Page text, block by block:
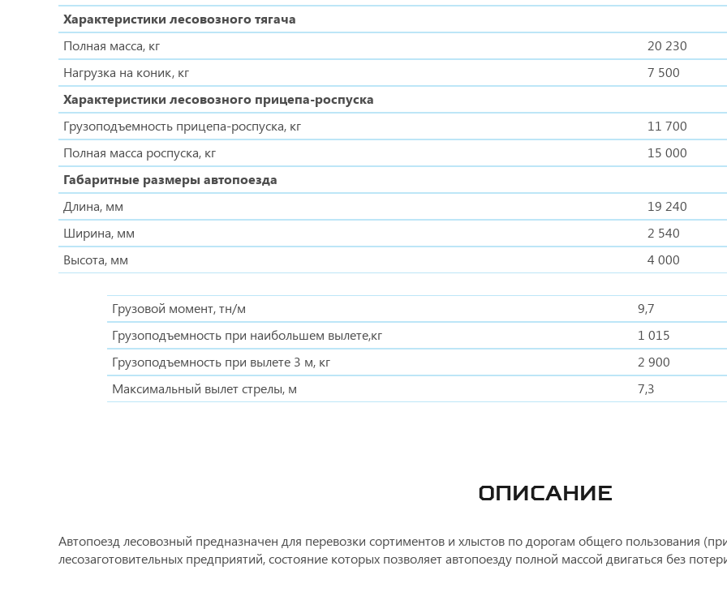
Характеристики лесовозного тягача
Полная масса, кг
20 230
Нагрузка на коник, кг
7 500
Характеристики лесовозного прицепа-роспуска
Грузоподъемность прицепа-роспуска, кг
11 700
Полная масса роспуска, кг
15 000
Габаритные размеры автопоезда
Длина, мм
19 240
Ширина, мм
2 540
Высота, мм
4 000
Грузовой момент, тн/м
9,7
Грузоподъемность при наибольшем вылете,кг
1 015
Грузоподъемность при вылете 3 м, кг
2 900
Максимальный вылет стрелы, м
7,3
ОПИСАНИЕ
Автопоезд лесовозный предназначен для перевозки сортиментов и хлыстов по дорогам общего пользования
лесозаготовительных предприятий, состояние которых позволяет автопоезду полной массой двигаться без